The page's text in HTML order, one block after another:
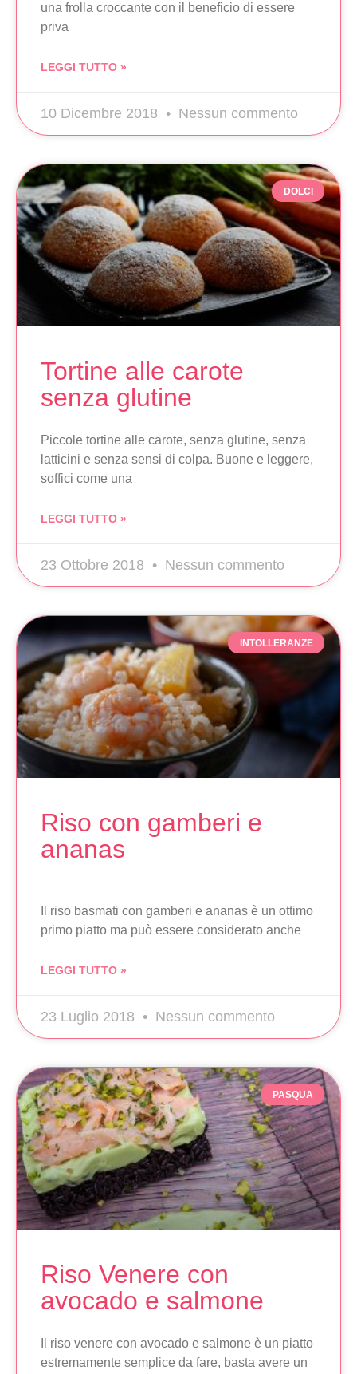
una frolla croccante con il beneficio di essere
priva
LEGGI TUTTO »
10 Dicembre 2018 Nessun commento
DOLCI
Tortine alle carote
senza glutine
Piccole tortine alle carote, senza glutine, senza
latticini e senza sensi di colpa. Buone e leggere,
soffici come una
LEGGI TUTTO »
23 Ottobre 2018 Nessun commento
INTOLLERANZE
Riso con gamberi e
ananas
Il riso basmati con gamberi e ananas è un ottimo
primo piatto ma può essere considerato anche
LEGGI TUTTO »
23 Luglio 2018 Nessun commento
PASQUA
Riso Venere con
avocado e salmone
Il riso venere con avocado e salmone è un piatto
estremamente semplice da fare, basta avere un